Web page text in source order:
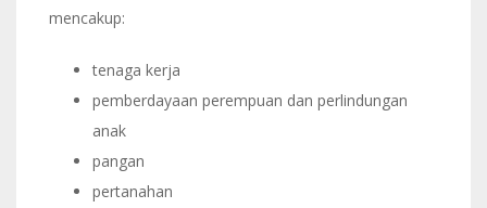
mencakup:
tenaga kerja
pemberdayaan perempuan dan perlindungan
anak
pangan
pertanahan